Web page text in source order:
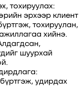
тохируулах:
эрхээр клиент
тохируулан,
хийнэ.
шуурхай
удирдах